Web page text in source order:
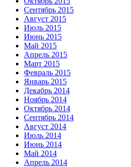
Сентябрь 2015
Август 2015
Июль 2015
Июнь 2015
Май 2015
Апрель 2015
Март 2015
Февраль 2015
Январь 2015
Декабрь 2014
Ноябрь 2014
Октябрь 2014
Сентябрь 2014
Август 2014
Июль 2014
Июнь 2014
Май 2014
Апрель 2014